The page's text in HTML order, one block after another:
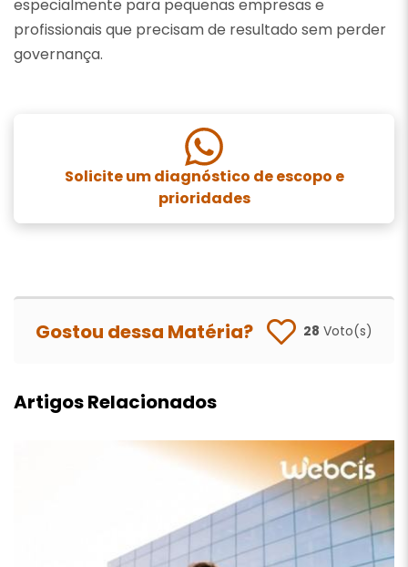
especialmente para pequenas empresas e
profissionais que precisam de resultado sem perder
governança.
Solicite um diagnóstico de escopo e
prioridades
Gostou dessa Matéria? 28 Voto(s)
Artigos Relacionados